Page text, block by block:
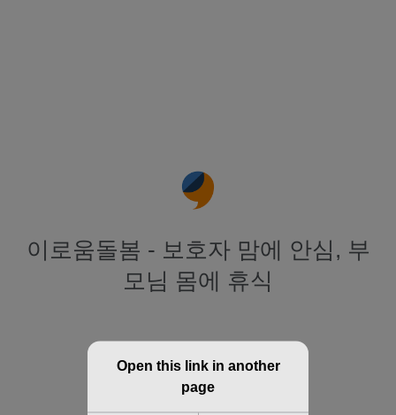
이로움돌봄 - 보호자 맘에 안심, 부
모님 몸에 휴식